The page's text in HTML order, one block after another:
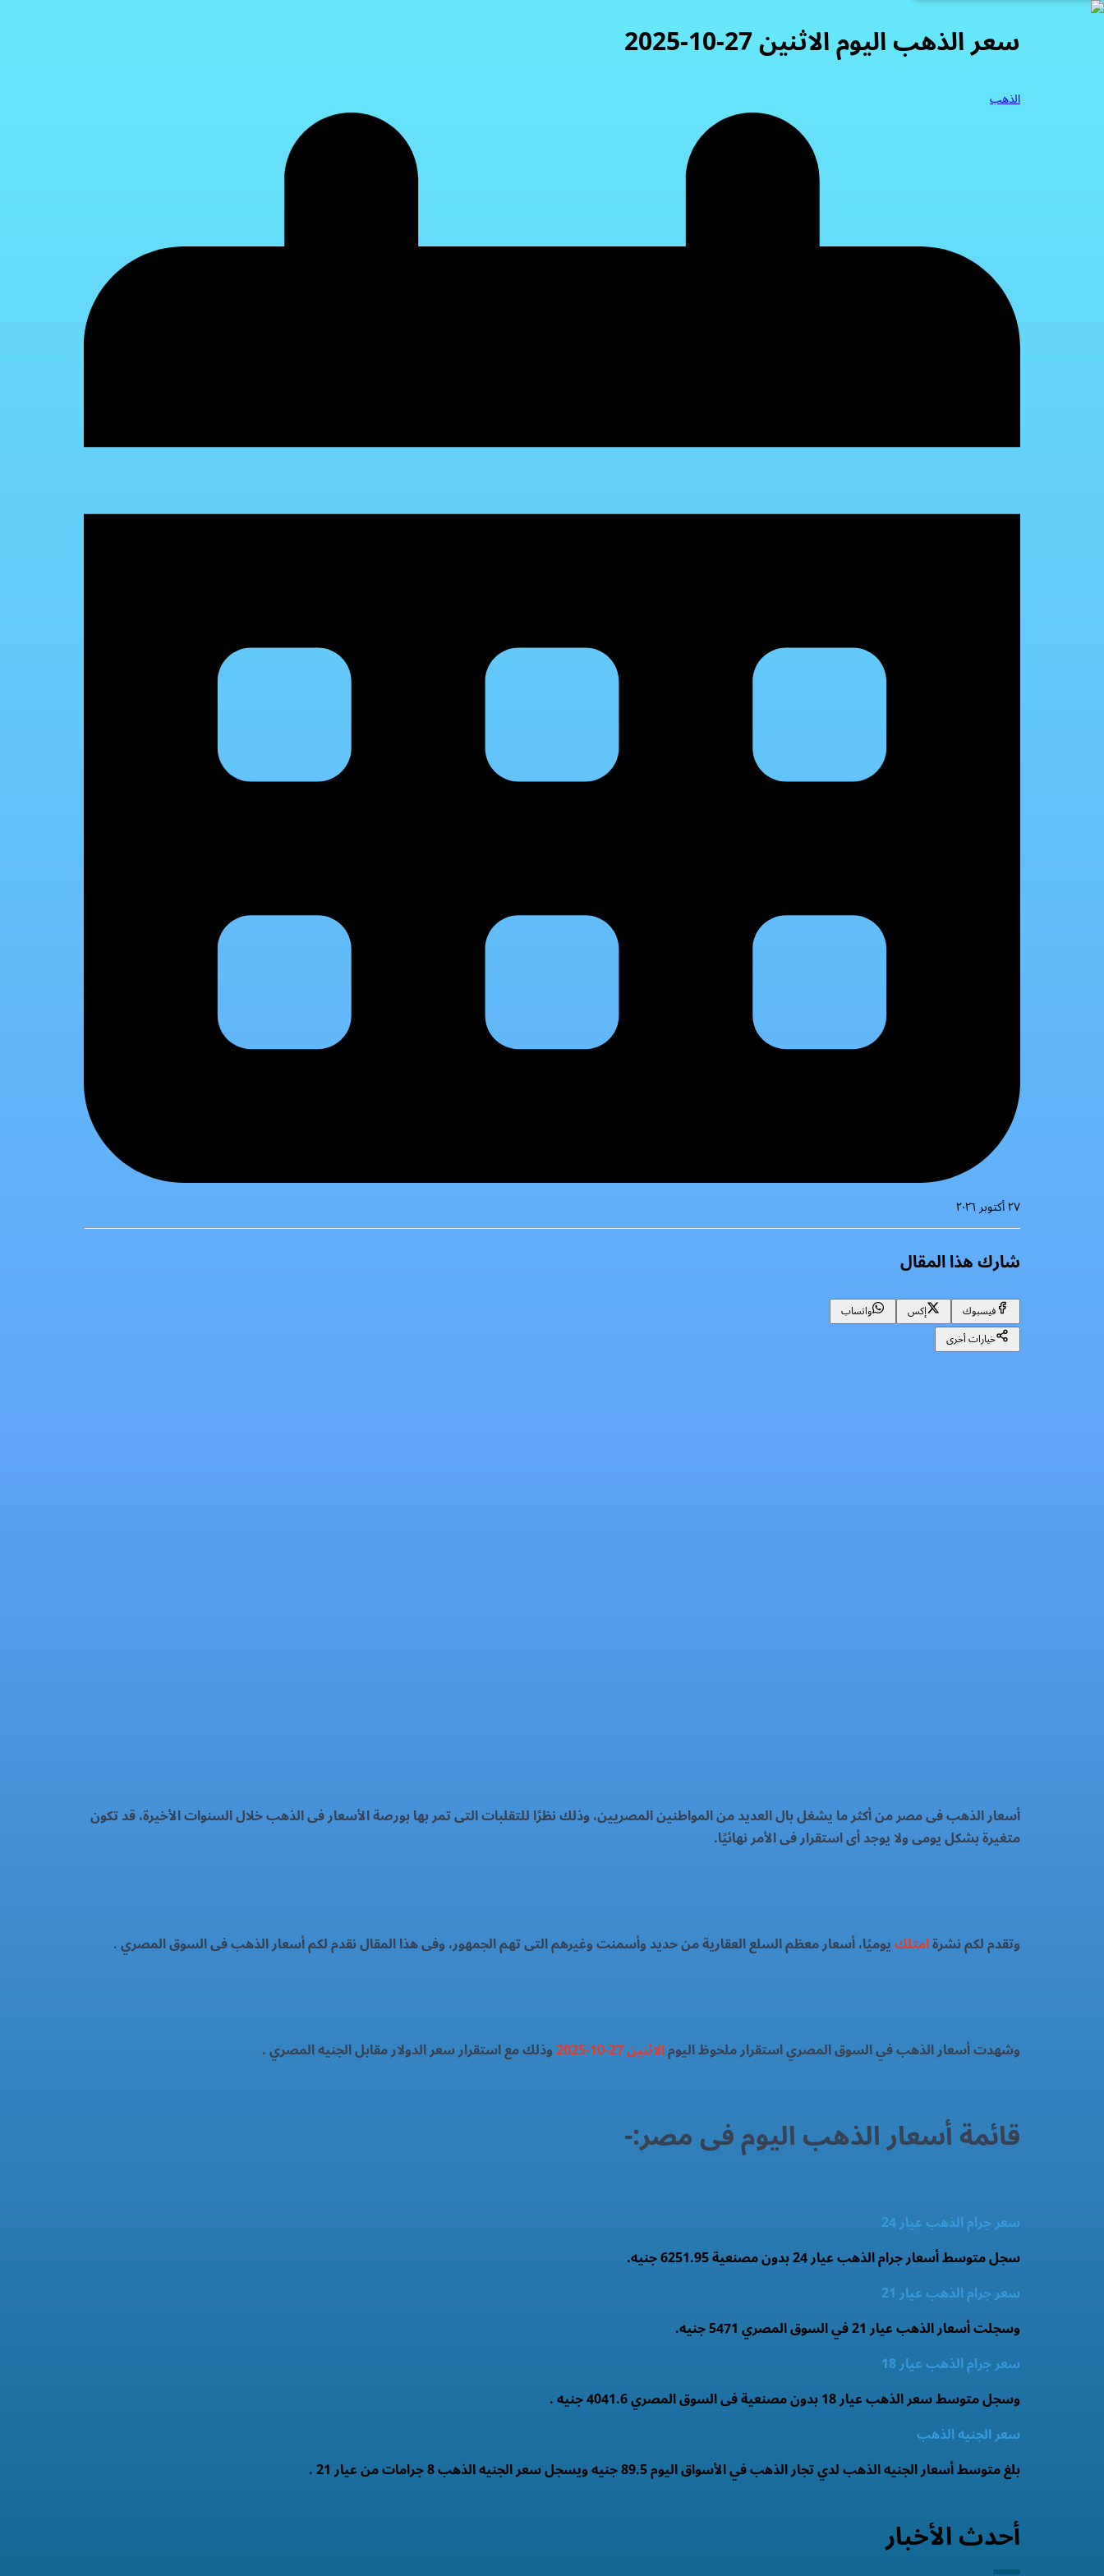
سعر الذهب اليوم الاثنين 27-10-2025
الذهب
٢٧ أكتوبر ٢٠٢٦
شارك هذا المقال
فيسبوك إكس
واتساب
خيارات أخرى
أسعار الذهب فى مصر من أكثر ما يشغل بال العديد من المواطنين المصريين، وذلك نظرًا للتقلبات التى تمر بها بورصة الأسعار فى الذهب خلال السنوات الأخيرة، قد تكون
متغيرة بشكل يومى ولا يوجد أى استقرار فى الأمر نهائيًا.
وتقدم لكم نشرةامتلكيوميًا، أسعار معظم السلع العقارية من حديد وأسمنت وغيرهم التى تهم الجمهور، وفى هذا المقال نقدم لكم أسعار الذهب فى السوق المصري .
وشهدت أسعار الذهب في السوق المصري استقرار ملحوظ اليومالاثنين 27-10-2025 وذلك مع استقرار سعر الدولار مقابل الجنيه المصري .
قائمة أسعار الذهب اليوم فى مصر:-
سعر جرام الذهب عيار 24
سجل متوسط أسعار جرام الذهب عيار 24 بدون مصنعية 6251.95 جنيه.
سعر جرام الذهب عيار 21
وسجلت أسعار الذهب عيار 21 في السوق المصري 5471 جنيه.
سعر جرام الذهب عيار 18
وسجل متوسط سعر الذهب عيار 18 بدون مصنعية فى السوق المصري 4041.6 جنيه .
سعر الجنيه الذهب
بلغ متوسط أسعار الجنيه الذهب لدي تجار الذهب في الأسواق اليوم 89.5 جنيه ويسجل سعر الجنيه الذهب 8 جرامات من عيار 21 .
أحدث الأخبار